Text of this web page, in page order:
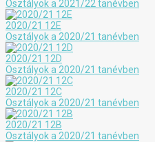
Osztályok a 2021/22 tanévben
2020/21 12E
Osztályok a 2020/21 tanévben
2020/21 12D
Osztályok a 2020/21 tanévben
2020/21 12C
Osztályok a 2020/21 tanévben
2020/21 12B
Osztályok a 2020/21 tanévben